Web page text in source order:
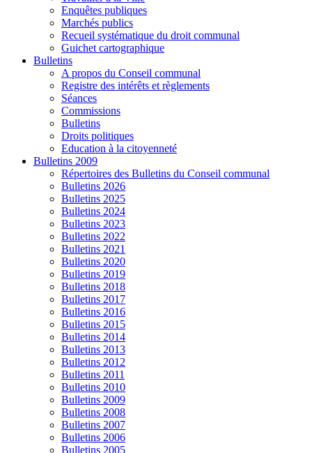
Enquêtes publiques
Marchés publics
Recueil systématique du droit communal
Guichet cartographique
Bulletins
A propos du Conseil communal
Registre des intérêts et règlements
Séances
Commissions
Bulletins
Droits politiques
Education à la citoyenneté
Bulletins 2009
Répertoires des Bulletins du Conseil communal
Bulletins 2026
Bulletins 2025
Bulletins 2024
Bulletins 2023
Bulletins 2022
Bulletins 2021
Bulletins 2020
Bulletins 2019
Bulletins 2018
Bulletins 2017
Bulletins 2016
Bulletins 2015
Bulletins 2014
Bulletins 2013
Bulletins 2012
Bulletins 2011
Bulletins 2010
Bulletins 2009
Bulletins 2008
Bulletins 2007
Bulletins 2006
Bulletins 2005